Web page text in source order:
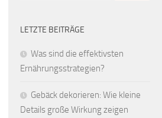
LETZTE BEITRÄGE
Was sind die effektivsten
Ernährungsstrategien?
Gebäck dekorieren: Wie kleine
Details große Wirkung zeigen